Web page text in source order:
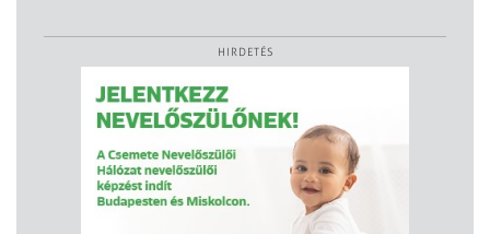
HIRDETÉS